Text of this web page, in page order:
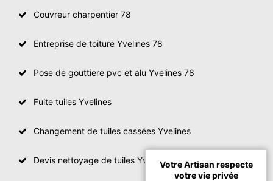
Couvreur charpentier 78
Entreprise de toiture Yvelines 78
Pose de gouttiere pvc et alu Yvelines 78
Fuite tuiles Yvelines
Changement de tuiles cassées Yvelines
Devis nettoyage de tuiles YvelinesVotre Artisan respecte
votre vie privée